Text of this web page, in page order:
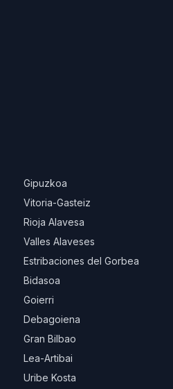
Gipuzkoa
Vitoria-Gasteiz
Rioja Alavesa
Valles Alaveses
Estribaciones del Gorbea
Bidasoa
Goierri
Debagoiena
Gran Bilbao
Lea-Artibai
Uribe Kosta